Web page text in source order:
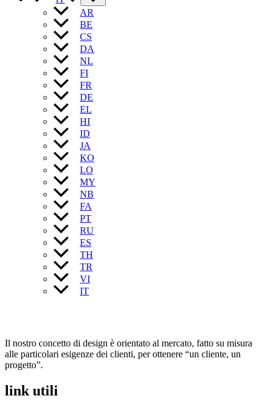
AR
BE
CS
DA
NL
FI
FR
DE
EL
HI
ID
JA
KO
LO
MY
NB
FA
PT
RU
ES
TH
TR
VI
IT
Il nostro concetto di design è orientato al mercato, fatto su misura
alle particolari esigenze dei clienti, per ottenere “un cliente, un
progetto”.
link utili